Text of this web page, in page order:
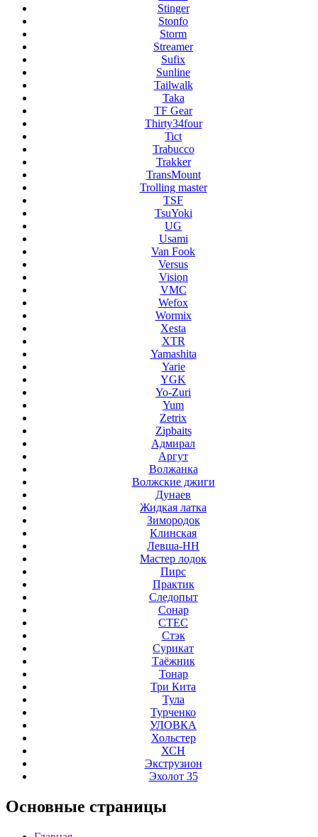
Stinger
Stonfo
Storm
Streamer
Sufix
Sunline
Tailwalk
Taka
TF Gear
Thirty34four
Tict
Trabucco
Trakker
TransMount
Trolling master
TSF
TsuYoki
UG
Usami
Van Fook
Versus
Vision
VMC
Wefox
Wormix
Xesta
XTR
Yamashita
Yarie
YGK
Yo-Zuri
Yum
Zetrix
Zipbaits
Адмирал
Аргут
Волжанка
Волжские джиги
Дунаев
Жидкая латка
Зимородок
Клинская
Левша-НН
Мастер лодок
Пирс
Практик
Следопыт
Сонар
СТЕС
Стэк
Сурикат
Таёжник
Тонар
Три Кита
Тула
Турченко
УЛОВКА
Хольстер
ХСН
Экструзион
Эхолот 35
Основные страницы